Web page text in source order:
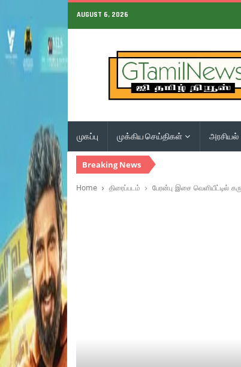
AUGUST 6, 2026
முகப்பு முக்கிய செய்திகள் அரசியல்
Breaking News
Home திரைப்படம் பேரன்பு இசை வெளியீட்டில்